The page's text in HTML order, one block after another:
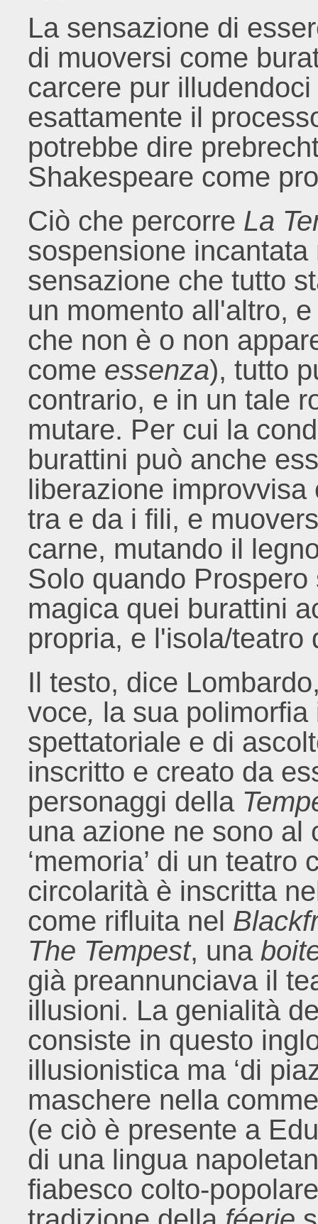
La sensazione di
di muoversi come
carcere pur
esattamente il
potrebbe dire
Shakespeare come
Ciò che percorre La
sospensione
sensazione che tutto
un momento all'altro,
che non è o non
come essenza), tutto
contrario, e in un tale
mutare. Per cui la
burattini può anche
liberazione
tra e da i fili, e
carne, mutando il
Solo quando
magica quei burattini
propria, e l'isola/teatro
Il testo, dice
voce, la sua
spettatoriale e di
inscritto e creato da
personaggi della
una azione ne sono al
‘memoria’ di un teatro
circolarità è inscritta
come rifluita nel
The Tempest, una
già preannunciava il
illusioni. La genialità
consiste in questo
illusionistica ma ‘di
maschere nella
(e ciò è presente a
di una lingua
fiabesco colto-